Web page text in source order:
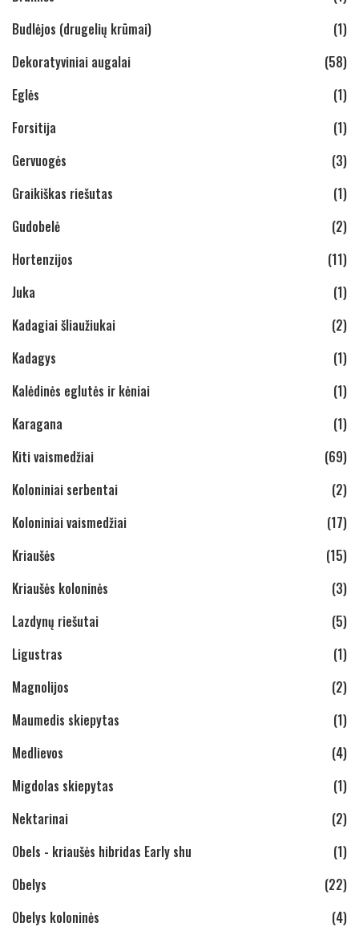
Budlėjos (drugelių krūmai)
(1)
Dekoratyviniai augalai
(58)
Eglės
(1)
Forsitija
(1)
Gervuogės
(3)
Graikiškas riešutas
(1)
Gudobelė
(2)
Hortenzijos
(11)
Juka
(1)
Kadagiai šliaužiukai
(2)
Kadagys
(1)
Kalėdinės eglutės ir kėniai
(1)
Karagana
(1)
Kiti vaismedžiai
(69)
Koloniniai serbentai
(2)
Koloniniai vaismedžiai
(17)
Kriaušės
(15)
Kriaušės koloninės
(3)
Lazdynų riešutai
(5)
Ligustras
(1)
Magnolijos
(2)
Maumedis skiepytas
(1)
Medlievos
(4)
Migdolas skiepytas
(1)
Nektarinai
(2)
Obels - kriaušės hibridas Early shu
(1)
Obelys
(22)
Obelys koloninės
(4)